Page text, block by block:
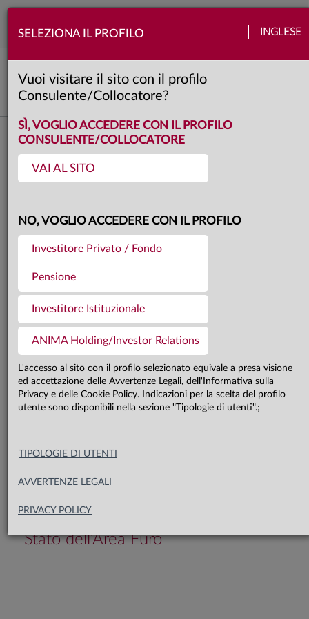
SELEZIONA IL PROFILO INGLESE
Vuoi visitare il sito con il profilo
Consulente/Collocatore?
SÌ, VOGLIO ACCEDERE CON IL PROFILO
CONSULENTE/COLLOCATORE
VAI AL SITO
NO, VOGLIO ACCEDERE CON IL PROFILO
Investitore Privato / Fondo
Pensione
Investitore Istituzionale
ANIMA Holding/Investor Relations
L'accesso al sito con il profilo selezionato equivale a presa visione
ed accettazione delle Avvertenze Legali, dell'Informativa sulla
Privacy e delle Cookie Policy. Indicazioni per la scelta del profilo
utente sono disponibili nella sezione "Tipologie di utenti".;
TIPOLOGIE DI UTENTI
AVVERTENZE LEGALI
PRIVACY POLICY
4 minuti
Investment Advisory
LA VIEW DI ANIMA
Il recente aumento della volatilità sui
mercati azionari testimonia
l’opportunità di adottare un
approccio prudente, tattico e
flessibile, massimizzando il focus
costruendo portafogli più
orientamento costruttivo sui titoli di
Stato dell’Area Euro